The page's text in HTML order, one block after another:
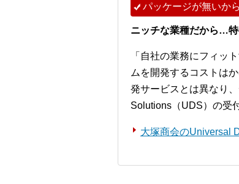
パッケージが無いか
ニッチな業種だから…
「自社の業務にフィッ
ムを開発するコストは
発サービスとは異なり
Solutions（UDS）の受
大塚商会のUniversal